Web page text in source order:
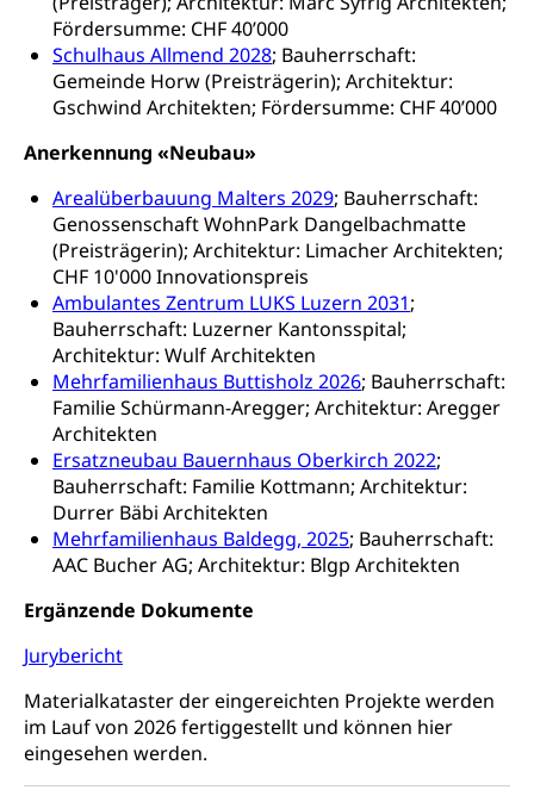
Fördersumme: CHF 40’000
Schulhaus Allmend 2028; Bauherrschaft:
Gemeinde Horw (Preisträgerin); Architektur:
Gschwind Architekten; Fördersumme: CHF 40’000
Anerkennung «Neubau»
Arealüberbauung Malters 2029; Bauherrschaft:
Genossenschaft WohnPark Dangelbachmatte
(Preisträgerin); Architektur: Limacher Architekten;
CHF 10'000 Innovationspreis
Ambulantes Zentrum LUKS Luzern 2031;
Bauherrschaft: Luzerner Kantonsspital;
Architektur: Wulf Architekten
Mehrfamilienhaus Buttisholz 2026; Bauherrschaft:
Familie Schürmann-Aregger; Architektur: Aregger
Architekten
Ersatzneubau Bauernhaus Oberkirch 2022;
Bauherrschaft: Familie Kottmann; Architektur:
Durrer Bäbi Architekten
Mehrfamilienhaus Baldegg, 2025; Bauherrschaft:
AAC Bucher AG; Architektur: Blgp Architekten
Ergänzende Dokumente
Jurybericht
Materialkataster der eingereichten Projekte werden
im Lauf von 2026 fertiggestellt und können hier
eingesehen werden.
Haltung Heimtiere
Hunde
Armee
Militär, Militärdienst, Militärdienstpflicht,
Wehrpflicht, Berufssoldat, Militärdienstverweigerer,
Wehrpflichtersatz, Wehrpflichtersatzabgabe
Militär
Schweizer Armee
Erwerbsausfallentschädigung (WAS Luzern)
Bevölkerungsschutz
Katastrophenschutz, Katastrophenhilfe, Polizei,
Feuerwehr, Gesundheitswesen, technische Betriebe,
Alarmierung, Sirenentest
Kantonaler Führungsstab
Polizei
Ordnungskräfte, Sicherheit, öffentliche Ordnung
Versorgung
Vorratshaltung, Vorrat
Wasserversorgung
Waffen
Waffenerwerbsschein, Waffenschein, Waffenbüro,
Waffen, Sprengstoffe und Pyrotechnik
Zivildienst
Militärdienst
Bundesamt für Zivildienst ZIVI
Zivilschutz